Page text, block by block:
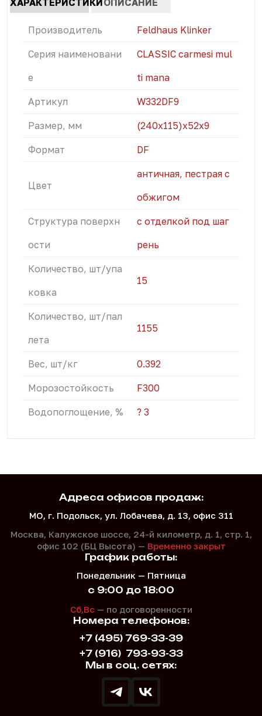
табы
Производитель Feldhaus Klinker
Серия наименовани
е
CLASSIC carmesi mul
ti mana
Артикул W332DF9
Размер, мм (240x115)х52х9
Формат DF
Цвет
античная, пестрая с
обжигом
Структура поверхн
ости
с отделкой под шаг
рень
Количество, шт/упа
ковка
15
Количество, шт/пал
лета
1155
Вес, шт/кг 0.392
Морозостойкость F300
Водопоглощение, % ? 3
Адреса офисов продаж:
МО, г. Подольск, ул. Лобачева, д. 13, офис 311
Москва, Калужское шоссе, 24-й километр, д. 1, стр. 1,
офис 102 (БЦ Высота) — Временно закрыт
Номера телефонов:
+7 (495) 769-33-39
+7 (916) 793-93-33
График работы:
Понедельник — Пятница
с 9:00 до 18:00
Сб,Вс — по договоренности
Мы в соц. сетях: